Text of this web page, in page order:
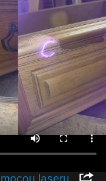
laseru